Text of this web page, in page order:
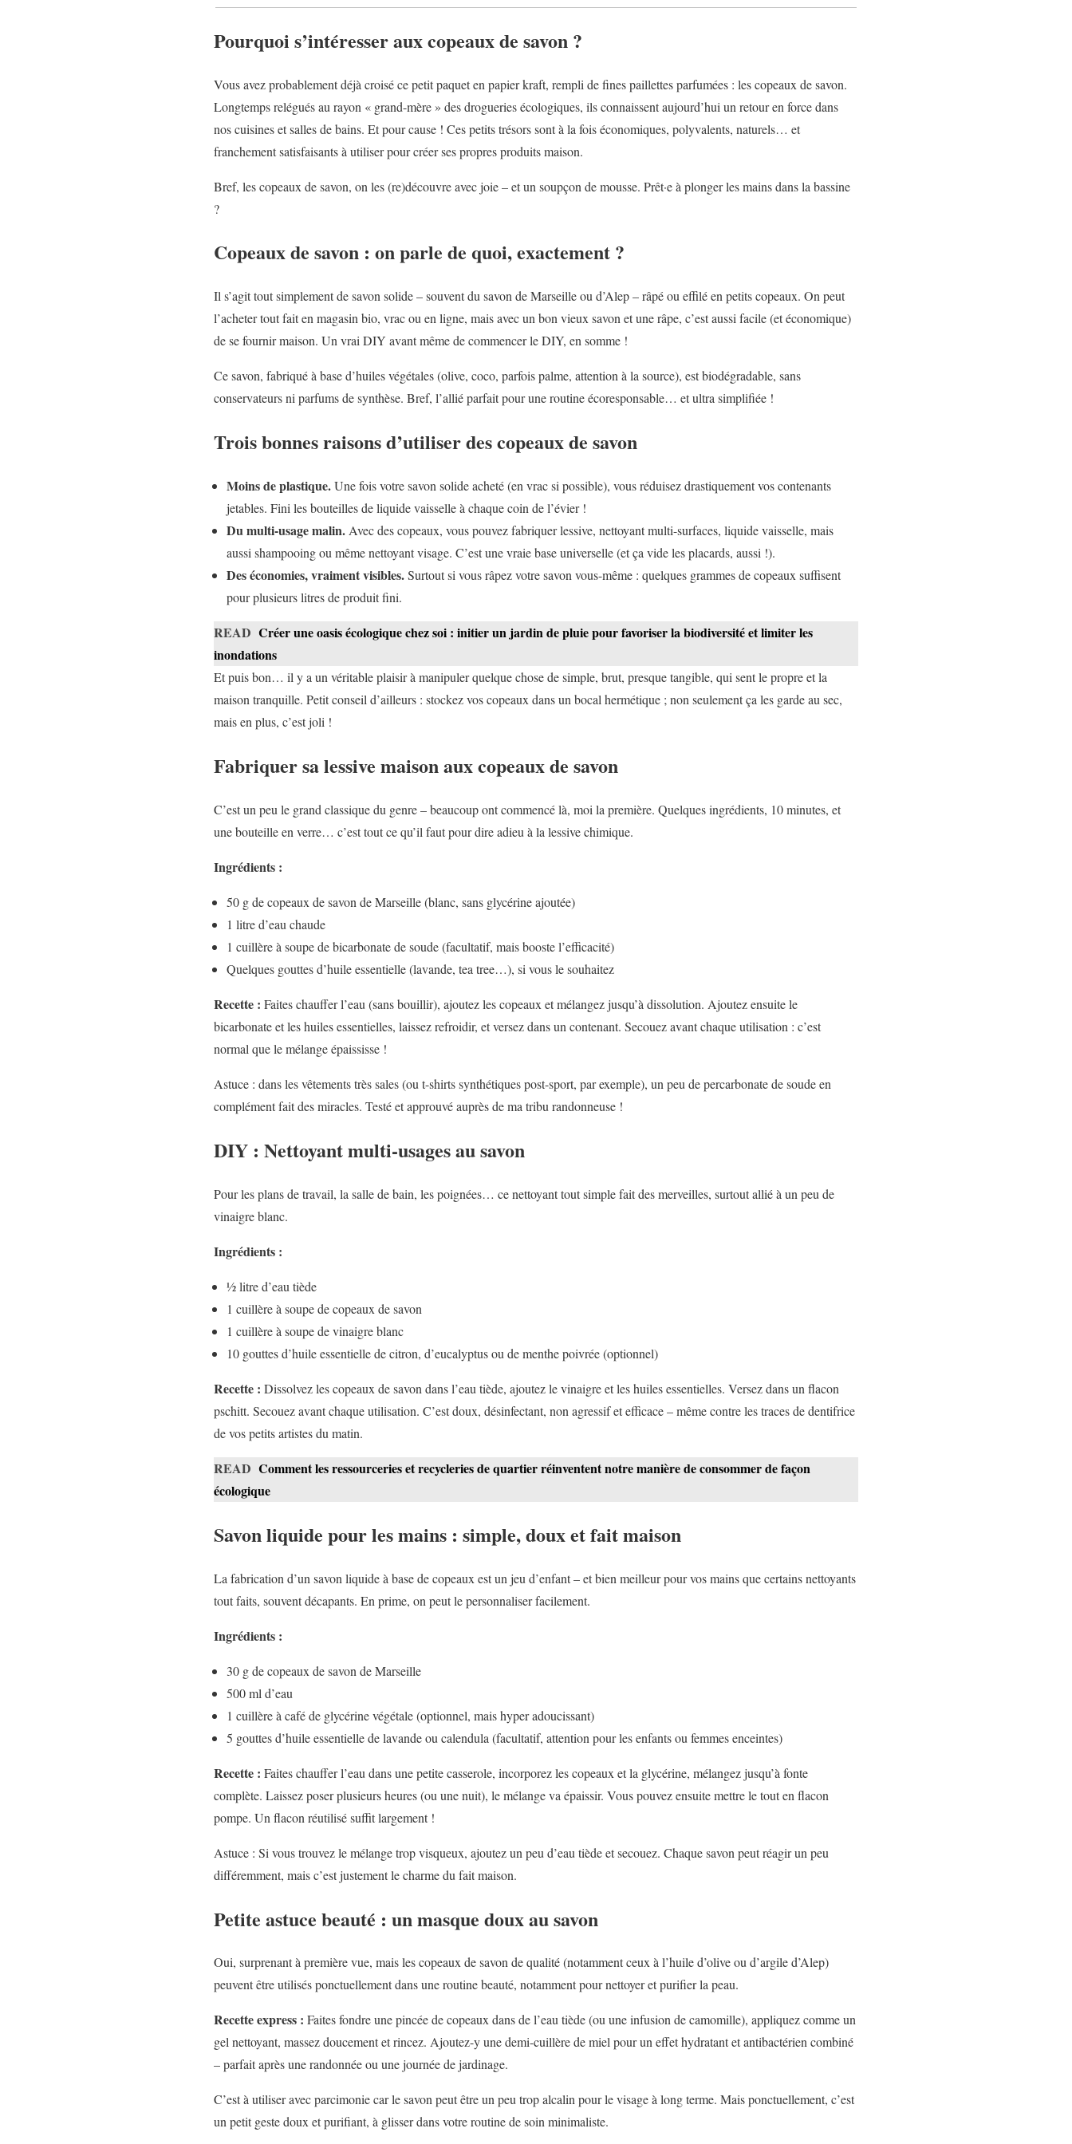
Pourquoi s’intéresser aux copeaux de savon ?
Vous avez probablement déjà croisé ce petit paquet en papier kraft, rempli de fines paillettes parfumées : les copeaux de savon.
Longtemps relégués au rayon « grand-mère » des drogueries écologiques, ils connaissent aujourd’hui un retour en force dans
nos cuisines et salles de bains. Et pour cause ! Ces petits trésors sont à la fois économiques, polyvalents, naturels… et
franchement satisfaisants à utiliser pour créer ses propres produits maison.
Bref, les copeaux de savon, on les (re)découvre avec joie – et un soupçon de mousse. Prêt·e à plonger les mains dans la bassine
?
Copeaux de savon : on parle de quoi, exactement ?
Il s’agit tout simplement de savon solide – souvent du savon de Marseille ou d’Alep – râpé ou effilé en petits copeaux. On peut
l’acheter tout fait en magasin bio, vrac ou en ligne, mais avec un bon vieux savon et une râpe, c’est aussi facile (et économique)
de se fournir maison. Un vrai DIY avant même de commencer le DIY, en somme !
Ce savon, fabriqué à base d’huiles végétales (olive, coco, parfois palme, attention à la source), est biodégradable, sans
conservateurs ni parfums de synthèse. Bref, l’allié parfait pour une routine écoresponsable… et ultra simplifiée !
Trois bonnes raisons d’utiliser des copeaux de savon
Moins de plastique.Une fois votre savon solide acheté (en vrac si possible), vous réduisez drastiquement vos contenants
jetables. Fini les bouteilles de liquide vaisselle à chaque coin de l’évier !
Du multi-usage malin. Avec des copeaux, vous pouvez fabriquer lessive, nettoyant multi-surfaces, liquide vaisselle, mais
aussi shampooing ou même nettoyant visage. C’est une vraie base universelle (et ça vide les placards, aussi !).
Des économies, vraiment visibles.Surtout si vous râpez votre savon vous-même : quelques grammes de copeaux suffisent
pour plusieurs litres de produit fini.
READ Créer une oasis écologique chez soi : initier un jardin de pluie pour favoriser la biodiversité et limiter les
inondations
Et puis bon… il y a un véritable plaisir à manipuler quelque chose de simple, brut, presque tangible, qui sent le propre et la
maison tranquille. Petit conseil d’ailleurs : stockez vos copeaux dans un bocal hermétique ; non seulement ça les garde au sec,
mais en plus, c’est joli !
Fabriquer sa lessive maison aux copeaux de savon
C’est un peu le grand classique du genre – beaucoup ont commencé là, moi la première. Quelques ingrédients, 10 minutes, et
une bouteille en verre… c’est tout ce qu’il faut pour dire adieu à la lessive chimique.
Ingrédients :
50 g de copeaux de savon de Marseille (blanc, sans glycérine ajoutée)
1 litre d’eau chaude
1 cuillère à soupe de bicarbonate de soude (facultatif, mais booste l’efficacité)
Quelques gouttes d’huile essentielle (lavande, tea tree…), si vous le souhaitez
Recette : Faites chauffer l’eau (sans bouillir), ajoutez les copeaux et mélangez jusqu’à dissolution. Ajoutez ensuite le
bicarbonate et les huiles essentielles, laissez refroidir, et versez dans un contenant. Secouez avant chaque utilisation : c’est
normal que le mélange épaississe !
Astuce : dans les vêtements très sales (ou t-shirts synthétiques post-sport, par exemple), un peu de percarbonate de soude en
complément fait des miracles. Testé et approuvé auprès de ma tribu randonneuse !
DIY : Nettoyant multi-usages au savon
Pour les plans de travail, la salle de bain, les poignées… ce nettoyant tout simple fait des merveilles, surtout allié à un peu de
vinaigre blanc.
Ingrédients :
½ litre d’eau tiède
1 cuillère à soupe de copeaux de savon
1 cuillère à soupe de vinaigre blanc
10 gouttes d’huile essentielle de citron, d’eucalyptus ou de menthe poivrée (optionnel)
Recette : Dissolvez les copeaux de savon dans l’eau tiède, ajoutez le vinaigre et les huiles essentielles. Versez dans un flacon
pschitt. Secouez avant chaque utilisation. C’est doux, désinfectant, non agressif et efficace – même contre les traces de dentifrice
de vos petits artistes du matin.
READ Comment les ressourceries et recycleries de quartier réinventent notre manière de consommer de façon
écologique
Savon liquide pour les mains : simple, doux et fait maison
La fabrication d’un savon liquide à base de copeaux est un jeu d’enfant – et bien meilleur pour vos mains que certains nettoyants
tout faits, souvent décapants. En prime, on peut le personnaliser facilement.
Ingrédients :
30 g de copeaux de savon de Marseille
500 ml d’eau
1 cuillère à café de glycérine végétale (optionnel, mais hyper adoucissant)
5 gouttes d’huile essentielle de lavande ou calendula (facultatif, attention pour les enfants ou femmes enceintes)
Recette : Faites chauffer l’eau dans une petite casserole, incorporez les copeaux et la glycérine, mélangez jusqu’à fonte
complète. Laissez poser plusieurs heures (ou une nuit), le mélange va épaissir. Vous pouvez ensuite mettre le tout en flacon
pompe. Un flacon réutilisé suffit largement !
Astuce : Si vous trouvez le mélange trop visqueux, ajoutez un peu d’eau tiède et secouez. Chaque savon peut réagir un peu
différemment, mais c’est justement le charme du fait maison.
Petite astuce beauté : un masque doux au savon
Oui, surprenant à première vue, mais les copeaux de savon de qualité (notamment ceux à l’huile d’olive ou d’argile d’Alep)
peuvent être utilisés ponctuellement dans une routine beauté, notamment pour nettoyer et purifier la peau.
Recette express : Faites fondre une pincée de copeaux dans de l’eau tiède (ou une infusion de camomille), appliquez comme un
gel nettoyant, massez doucement et rincez. Ajoutez-y une demi-cuillère de miel pour un effet hydratant et antibactérien combiné
– parfait après une randonnée ou une journée de jardinage.
C’est à utiliser avec parcimonie car le savon peut être un peu trop alcalin pour le visage à long terme. Mais ponctuellement, c’est
un petit geste doux et purifiant, à glisser dans votre routine de soin minimaliste.